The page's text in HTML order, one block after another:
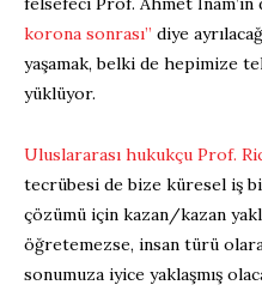
korona sonrası” diye
yaşamak, belki de hepimize
yüklüyor.
Uluslararası hukukçu Prof.
tecrübesi de bize küresel iş
çözümü için kazan/kazan
öğretemezse, insan türü
sonumuza iyice yaklaşmış